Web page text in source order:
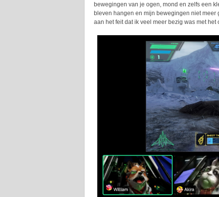
bewegingen van je ogen, mond en zelfs een
bleven hangen en mijn bewegingen niet
aan het feit dat ik veel meer bezig was met